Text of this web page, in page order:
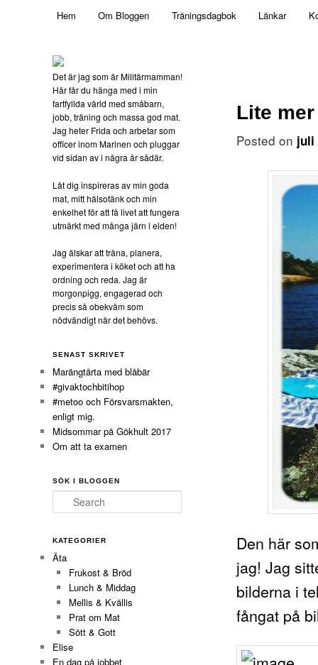
Militärmamman
Skip to primary content
Hem Om Bloggen Träningsdagbok Länkar
Lite
Posted on juli
Den här
jag! Jag
bilderna i
fångat på
Det är jag som är Militärmamman!
Här får du hänga med i min
fartfyllda värld med småbarn,
jobb, träning och massa god mat.
Jag heter Frida och arbetar som
officer inom Marinen och pluggar
vid sidan av i några år sådär.
Låt dig inspireras av min goda
mat, mitt hälsotänk och min
enkelhet för att få livet att fungera
utmärkt med många järn i elden!
Jag älskar att träna, planera,
experimentera i köket och att ha
ordning och reda. Jag är
morgonpigg, engagerad och
precis så obekväm som
nödvändigt när det behövs.
SENAST SKRIVET
Marängtårta med blåbär
#givaktochbitihop
#metoo och Försvarsmakten,
enligt mig.
Midsommar på Gökhult 2017
Om att ta examen
SÖK I BLOGGEN
Search
KATEGORIER
Äta
Frukost & Bröd
Lunch & Middag
Mellis & Kvällis
Prat om Mat
Sött & Gott
Elise
En dag på jobbet